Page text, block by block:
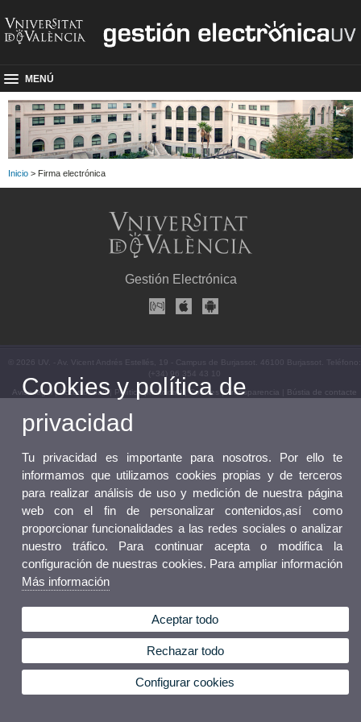
MENÚ
Inicio > Firma electrónica
Gestión Electrónica
© 2026 UV. - Av. Vicent Andrés Estellés, 19 - Campus de Burjassot. 46100 Burjassot. Teléfono:
(+34) 96 354 43 10
Aviso legal|Accesibilidad| Política privacidad |Cookies|Transparencia Bústia de contacte
Cookies y política de
privacidad
Tu privacidad es importante para nosotros. Por ello te
informamos que utilizamos cookies propias y de terceros
para realizar análisis de uso y medición de nuestra página
web con el fin de personalizar contenidos,así como
proporcionar funcionalidades a las redes sociales o analizar
nuestro tráfico. Para continuar acepta o modifica la
configuración de nuestras cookies. Para ampliar información
Más información
Aceptar todo
Rechazar todo
Configurar cookies